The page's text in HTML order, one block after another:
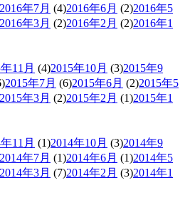
2016年7月 (4)2016年6月 (2)2016年5
2016年3月 (2)2016年2月 (2)2016年1
11月 (4)2015年10月 (3)2015年9
2015年7月 (6)2015年6月 (2)2015年5
2015年3月 (2)2015年2月 (1)2015年1
11月 (1)2014年10月 (3)2014年9
2014年7月 (1)2014年6月 (1)2014年5
2014年3月 (7)2014年2月 (3)2014年1